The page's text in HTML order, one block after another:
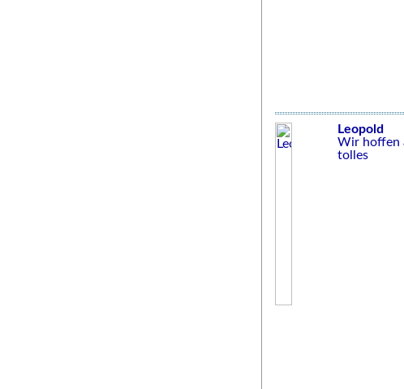
Leopold
Wir hoffen
tolles